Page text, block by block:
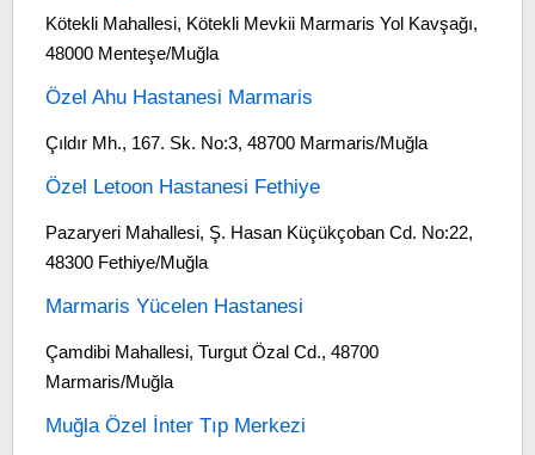
Kötekli Mahallesi, Kötekli Mevkii Marmaris Yol Kavşağı,
48000 Menteşe/Muğla
Özel Ahu Hastanesi Marmaris
Çıldır Mh., 167. Sk. No:3, 48700 Marmaris/Muğla
Özel Letoon Hastanesi Fethiye
Pazaryeri Mahallesi, Ş. Hasan Küçükçoban Cd. No:22,
48300 Fethiye/Muğla
Marmaris Yücelen Hastanesi
Çamdibi Mahallesi, Turgut Özal Cd., 48700
Marmaris/Muğla
Muğla Özel İnter Tıp Merkezi